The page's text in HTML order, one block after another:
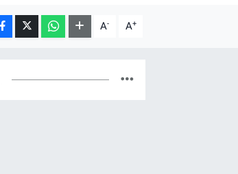
A- A+